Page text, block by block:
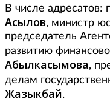
В числе адресатов:
Асылов, министр
председатель
развитию
Абылкасымова,
делам
Жазыкбай.